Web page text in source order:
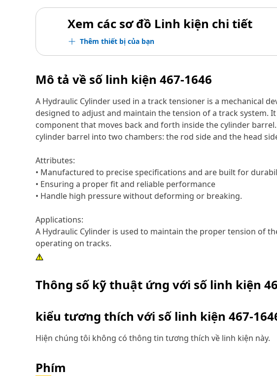
Xem các sơ đồ Linh kiện chi tiết
Thêm thiết bị của bạn
Mô tả về số linh kiện 467-1646
A Hydraulic Cylinder used in a track tensioner is a mechanical
designed to adjust and maintain the tension of a track system.
component that moves back and forth inside the cylinder
cylinder barrel into two chambers: the rod side and the head
Attributes:
• Manufactured to precise specifications and are built for
• Ensuring a proper fit and reliable performance
• Handle high pressure without deforming or breaking.
Applications:
A Hydraulic Cylinder is used to maintain the proper tension of
operating on tracks.
Thông số kỹ thuật ứng với số linh kiện
kiểu tương thích với số linh kiện 467-
Hiện chúng tôi không có thông tin tương thích về linh kiện này.
Phím